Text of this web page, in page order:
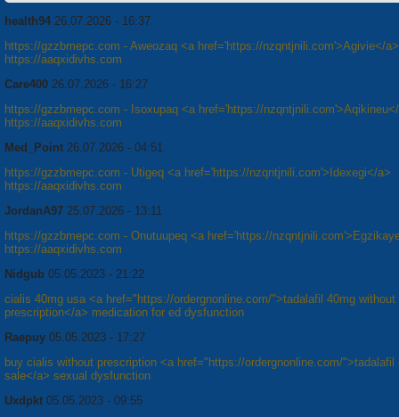
health94 26.07.2026 - 16:37
https://gzzbmepc.com - Aweozaq <a href='https://nzqntjnili.com'>Agivie</a>
https://aaqxidivhs.com
Care400 26.07.2026 - 16:27
https://gzzbmepc.com - Isoxupaq <a href='https://
https://aaqxidivhs.com
Med_Point 26.07.2026 - 04:51
https://gzzbmepc.com - Utigeq <a href='https://nzqntjnili.com'>Idexegi</a>
https://aaqxidivhs.com
JordanA97 25.07.2026 - 13:11
https://gzzbmepc.com - Onutuupeq <a href='https://
https://aaqxidivhs.com
Nidgub 05.05.2023 - 21:22
cialis 40mg usa <a href="https://ordergnonline.com/">tadalafil 40mg without
prescription</a> medication for ed dysfunction
Raepuy 05.05.2023 - 17:27
buy cialis without prescription <a href="https://ordergnonline.com/">tadalafil
sale</a> sexual dysfunction
Uxdpkt 05.05.2023 - 09:55